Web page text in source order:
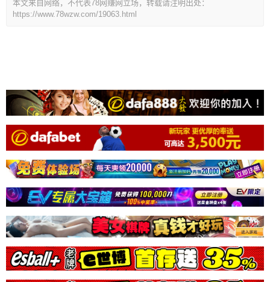
本文来自网络，不代表78网赚网立场，转载请注明出处：
https://www.78wzw.com/19063.html